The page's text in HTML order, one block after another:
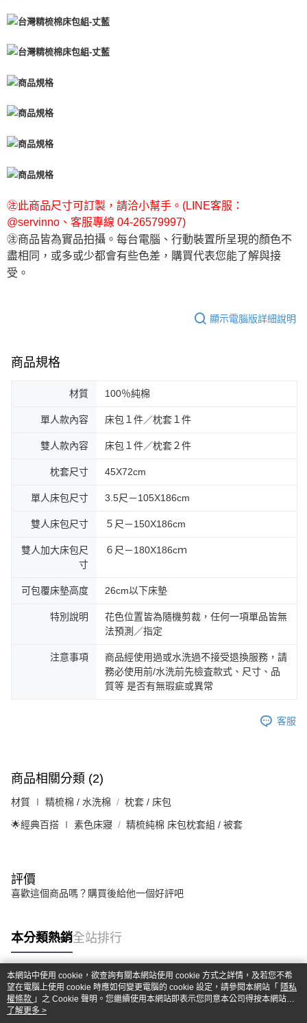
㊟此商品尺寸可訂製，請洽小幫手。(LINE客服：
@servinno、客服專線 04-26579997)
㊟商品皆為實品拍攝。每台電腦、行動裝置所呈現的顏色不
盡相同，或多或少都會有些色差，購買代表您能了解與接
受。
顯示電腦版詳細說明
商品規格
材質 100％純棉
單人款內容 床包１件／枕套１件
雙人款內容 床包１件／枕套２件
枕套尺寸 45X72cm
單人床包尺寸 3.5尺－105X186cm
雙人床包尺寸 ５尺－150X186cm
雙人加大床包尺
寸
６尺－180X186cｍ
可包覆床墊高度 26cm以下床墊
特別說明
花色位置皆為隨機剪裁，任何一項單品皆無
法預測／指定
注意事項
商品經使用過或水洗過不接受退換服務，請
務必使用前/水洗前先檢査款式、尺寸、品
質等 是否有無瑕疵或異常
客服
商品相關分類 (2)
材質 ∣ 精梳棉 / 水洗棉 枕套 / 床包
🌟經典百搭 ∣ 素色床寢 精梳純棉 床包枕套組 / 被套
評價
喜歡這個商品嗎？購買後給他一個好評吧
本分類熱銷全站排行
熱門標籤
本網站中使用 cookie，欲查詢有關本網站使用 cookie 方式之詳情，及若您不希
望在電腦上使用 cookie 時應如何變更電腦的 cookie 設定，請參閱本網站「 隱私
權條款 」之 Cookie 聲明。您繼續使用本網站即表示您同意本公司得按本網站使
用條款之 Cookie 聲明使用 cookie。
了解更多 >